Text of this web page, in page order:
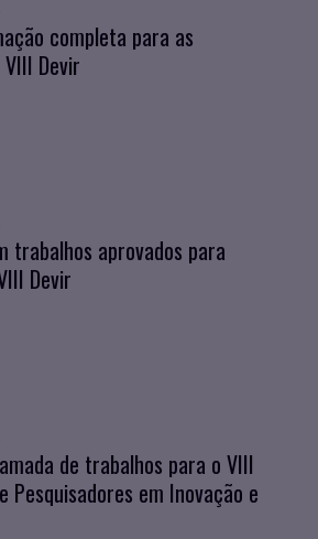
completa para as
Devir
trabalhos aprovados para
Devir
de trabalhos para o VIII
Pesquisadores em Inovação e